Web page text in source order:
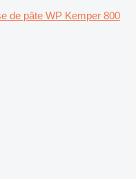
de pâte WP Kemper 800